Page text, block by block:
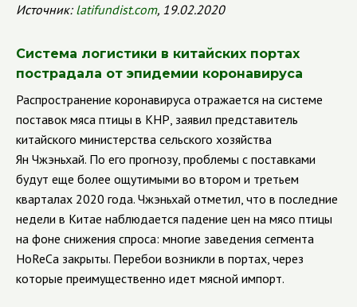
Источник: latifundist.com, 19.02.2020
Система логистики в китайских портах
пострадала от эпидемии коронавируса
Распространение коронавируса отражается на системе
поставок мяса птицы в КНР, заявил представитель
китайского министерства сельского хозяйства
Ян Чжэньхай. По его прогнозу, проблемы с поставками
будут еще более ощутимыми во втором и третьем
кварталах 2020 года. Чжэньхай отметил, что в последние
недели в Китае наблюдается падение цен на мясо птицы
на фоне снижения спроса: многие заведения сегмента
HoReCa закрыты. Перебои возникли в портах, через
которые преимущественно идет мясной импорт.